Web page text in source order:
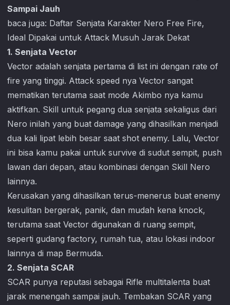
Sampai Jauh
baca juga: Daftar Senjata Karakter Nero Free Fire,
Ideal Dipakai untuk Attack Musuh Jarak Dekat
1. Senjata Vector
Vector adalah senjata pertama di list ini dengan rate of
fire yang tinggi. Attack speed nya Vector sangat
mematikan terutama saat mode Akimbo nya kamu
aktifkan. Skill untuk pegang dua senjata sekaligus dari
Nero inilah yang buat damage yang dihasilkan menjadi
dua kali lipat lebih besar saat shot enemy. Lalu, Vector
ini bisa kamu pakai untuk survive di sudut sempit, push
lawan dari depan, atau kombinasi dengan Skill Nero
lainnya.
Kerusakan yang dihasilkan terus-menerus buat enemy
kesulitan bergerak, panik, dan mudah kena knock,
terutama saat Vector digunakan di ruang sempit,
seperti gudang factory, rumah tua, atau lokasi indoor
lainnya di map Bermuda.
2. Senjata SCAR
SCAR punya reputasi sebagai Rifle multitalenta buat
jarak menengah sampai jauh. Tembakan SCAR yang